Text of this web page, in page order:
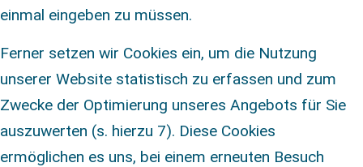
einmal eingeben zu müssen.
Ferner setzen wir Cookies ein, um die Nutzung
unserer Website statistisch zu erfassen und zum
Zwecke der Optimierung unseres Angebots für Sie
auszuwerten (s. hierzu 7). Diese Cookies
ermöglichen es uns, bei einem erneuten Besuch